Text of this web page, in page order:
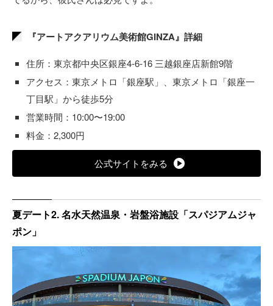
森ビル デジタルアート ミュージアム：エプソン チーム
ラボ ボーダレス
『アートアクアリウム美術館GINZA』詳細
住所：東京都中央区銀座4-6-16 三越銀座店新館9階
アクセス：東京メトロ「銀座駅」、東京メトロ「銀座一
丁目駅」から徒歩5分
営業時間：10:00〜19:00
料金：2,300円
公式サイトをみる
夏デート2. 名水天然温泉・岩盤浴施設「スパジアムジャ
ポン」